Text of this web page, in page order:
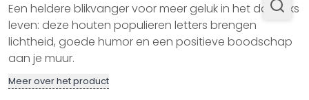
Een heldere blikvanger voor meer geluk in het dagelijks
leven: deze houten populieren letters brengen
lichtheid, goede humor en een positieve boodschap
aan je muur.
Meer over het product